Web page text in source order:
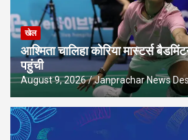
खेल
आश्मिता चालिहा कोरिया मास्टर्स
पहुंची
August 9, 2026 Janprachar News